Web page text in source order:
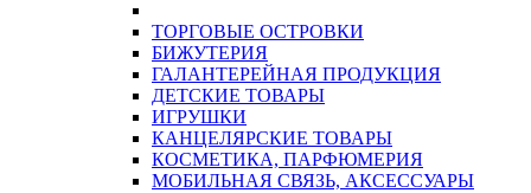
ТОРГОВЫЕ ОСТРОВКИ
БИЖУТЕРИЯ
ГАЛАНТЕРЕЙНАЯ ПРОДУКЦИЯ
ДЕТСКИЕ ТОВАРЫ
ИГРУШКИ
КАНЦЕЛЯРСКИЕ ТОВАРЫ
КОСМЕТИКА, ПАРФЮМЕРИЯ
МОБИЛЬНАЯ СВЯЗЬ, АКСЕССУАРЫ